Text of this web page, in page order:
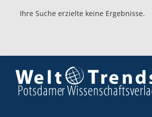
Ihre Suche erzielte keine Ergebnisse.